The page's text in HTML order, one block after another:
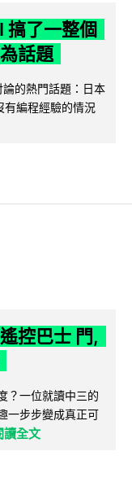
搞了一整個
話題
的熱門話題：日本
有編程經驗的情況
控巴士 門,
？一位就讀中三的
一步步變成真正可
讀全文